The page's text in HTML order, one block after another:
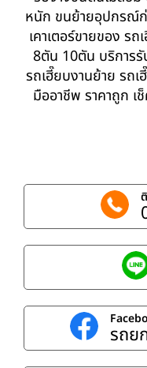
หนัก ขนย้ายอุปกรณ์
เคาเตอร์ขายของ ร
8ตัน 10ตัน บริการ
รถเฮี๊ยบงานย้าย รถเ
มืออาชีพ ราคาถูก เ
รถย